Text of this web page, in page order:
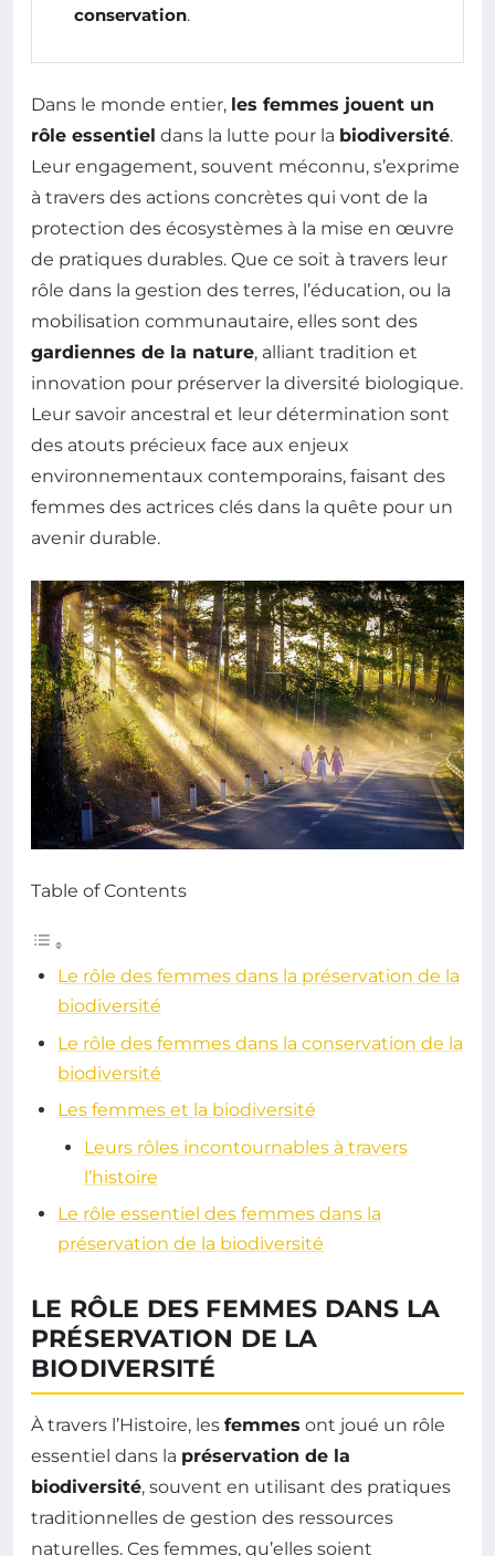
conservation.
Dans le monde entier, les femmes jouent un
rôle essentiel dans la lutte pour la biodiversité.
Leur engagement, souvent méconnu, s’exprime
à travers des actions concrètes qui vont de la
protection des écosystèmes à la mise en œuvre
de pratiques durables. Que ce soit à travers leur
rôle dans la gestion des terres, l’éducation, ou la
mobilisation communautaire, elles sont des
gardiennes de la nature, alliant tradition et
innovation pour préserver la diversité biologique.
Leur savoir ancestral et leur détermination sont
des atouts précieux face aux enjeux
environnementaux contemporains, faisant des
femmes des actrices clés dans la quête pour un
avenir durable.
Table of Contents
Le rôle des femmes dans la préservation de la
biodiversité
Le rôle des femmes dans la conservation de la
biodiversité
Les femmes et la biodiversité
Leurs rôles incontournables à travers
l’histoire
Le rôle essentiel des femmes dans la
préservation de la biodiversité
LE RÔLE DES FEMMES DANS LA
PRÉSERVATION DE LA
BIODIVERSITÉ
À travers l’Histoire, les femmes ont joué un rôle
essentiel dans la préservation de la
biodiversité, souvent en utilisant des pratiques
traditionnelles de gestion des ressources
naturelles. Ces femmes, qu’elles soient